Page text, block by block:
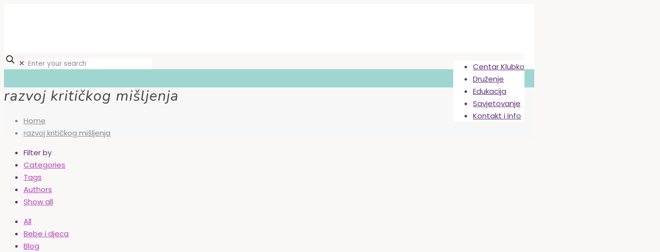
Centar Klubko
Druženje
Edukacija
Savjetovanje
Kontakt i info
✕
razvoj kritičkog mišljenja
Home
razvoj kritičkog mišljenja
Filter by
Categories
Tags
Authors
Show all
All
Bebe i djeca
Blog